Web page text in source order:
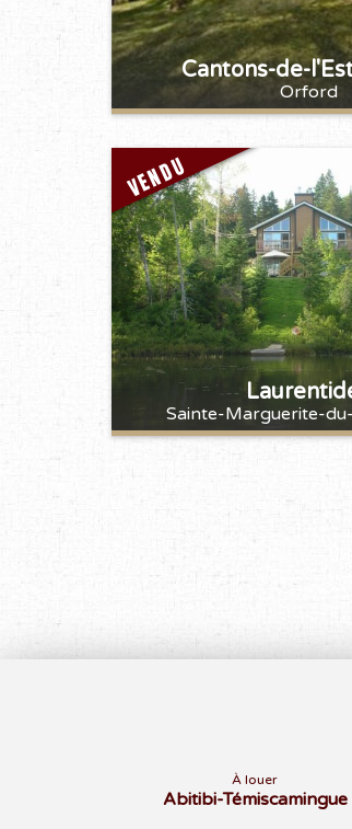
Cantons-de-
Orford
VENDU
Sainte-Marguerite-
À louer
Abitibi-Témiscamingue